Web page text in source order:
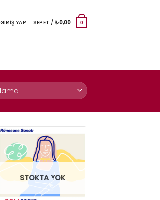
GIRIŞ YAP SEPET / ₺0,00 0
STOKTA YOK